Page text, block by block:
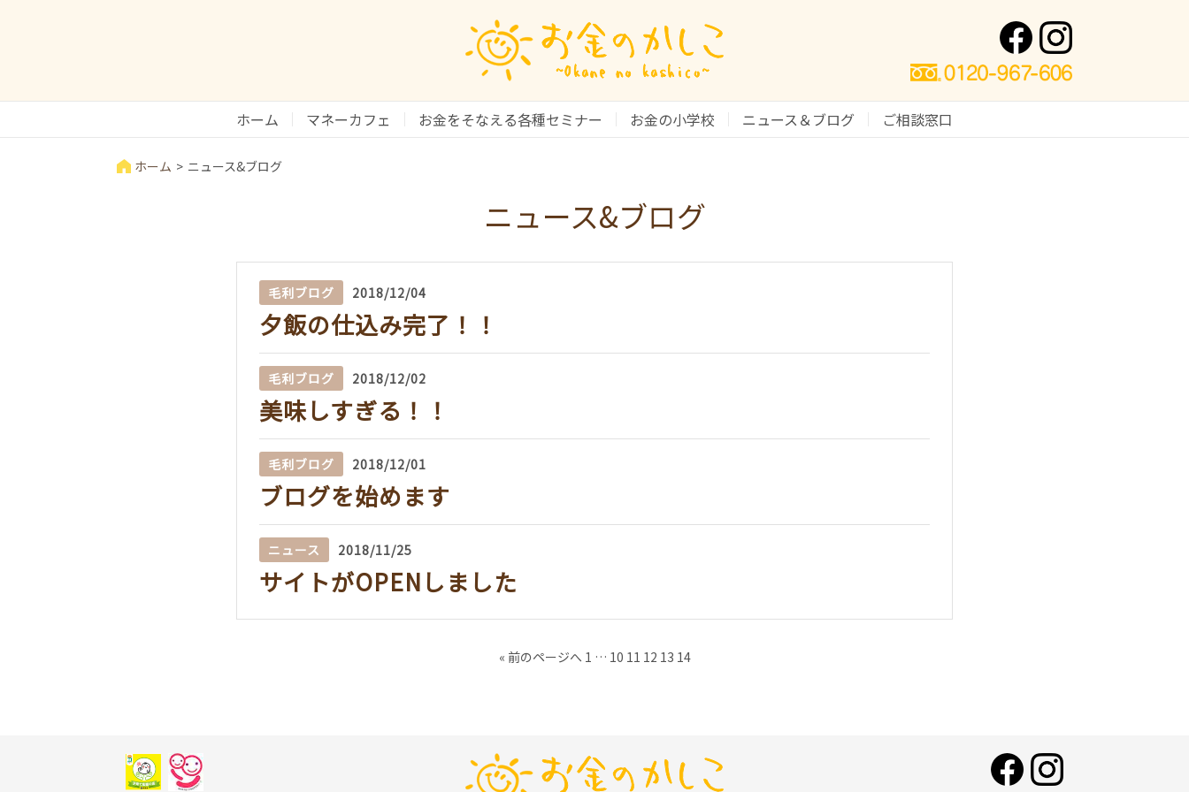
ホーム マネーカフェ お金をそなえる各種セミナー お金の小学校 ニュース＆ブログ ご相談窓口
ホーム ニュース&ブログ
ニュース&ブログ
毛利ブログ 2018/12/04
夕飯の仕込み完了！！
毛利ブログ 2018/12/02
美味しすぎる！！
毛利ブログ 2018/12/01
ブログを始めます
ニュース 2018/11/25
サイトがOPENしました
« 前のページへ 1 … 10 11 12 13 14